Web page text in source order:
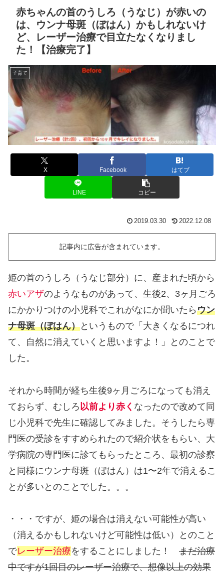
赤ちゃんの首のうしろ（うなじ）が赤いの
は、ウンナ母斑（ぼはん）かもしれないけ
ど、レーザー治療で目立たなくなりまし
た！【治療完了】
子育て
X Facebook はてブ
LINE コピー
2019.03.30 2022.12.08
記事内に広告が含まれています。
姫の首のうしろ（うなじ部分）に、産まれた頃から
赤いアザのようなものがあって、生後2、3ヶ月ごろ
にかかりつけの小児科でこれがなにか聞いたらウン
ナ母斑（ぼはん）というもので「大きくなるにつれ
て、自然に消えていくと思いますよ！」とのことで
した。
それから時間が経ち生後9ヶ月ごろになっても消え
ておらず、むしろ 以前より赤く なったので改めて同
じ小児科で先生に確認してみました。そうしたら専
門医の受診をすすめられたので紹介状をもらい、大
学病院の専門医に診てもらったところ、最初の診察
と同様にウンナ母斑（ぼはん）は1〜2年で消えるこ
とが多いとのことでした。。。
・・・ですが、姫の場合は消えない可能性が高い
（消えるかもしれないけど可能性は低い）とのこと
でレーザー治療をすることにしました！ まだ治療
中ですが1回目のレーザー治療で、想像以上の効果